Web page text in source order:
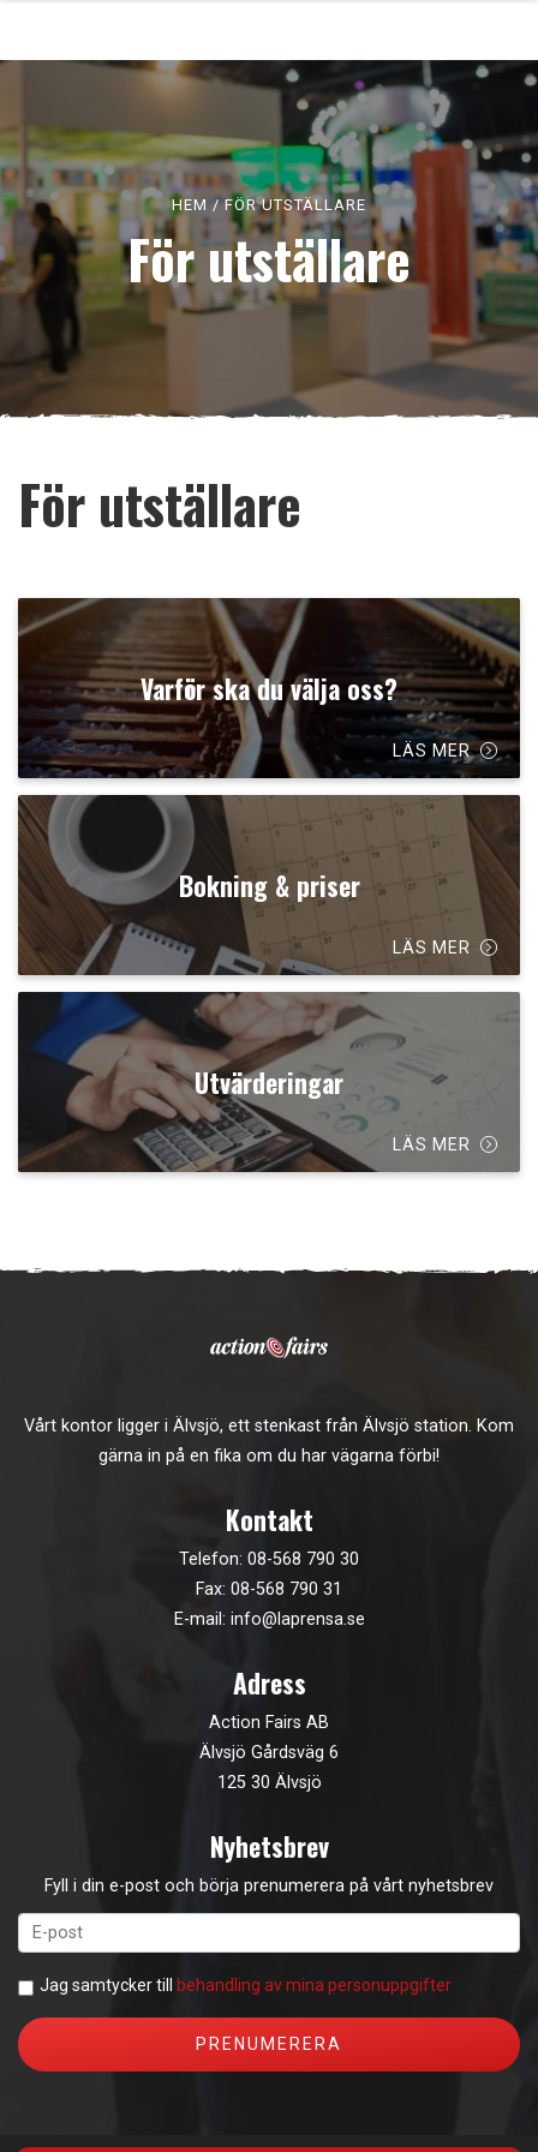
HEM /FÖR UTSTÄLLARE
För utställare
För utställare
Varför ska du välja oss?
LÄS MER
Bokning & priser
LÄS MER
Utvärderingar
LÄS MER
Vårt kontor ligger i Älvsjö, ett stenkast från Älvsjö station. Kom
gärna in på en fika om du har vägarna förbi!
Kontakt
Telefon: 08-568 790 30
Fax: 08-568 790 31
E-mail: info@laprensa.se
Adress
Action Fairs AB
Älvsjö Gårdsväg 6
125 30 Älvsjö
Nyhetsbrev
Fyll i din e-post och börja prenumerera på vårt nyhetsbrev
Jag samtycker till behandling av mina personuppgifter